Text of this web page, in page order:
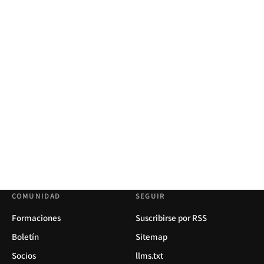
COMUNIDAD
Formaciones
Boletín
Socios
SEGUIR
Suscribirse por RSS
Sitemap
llms.txt